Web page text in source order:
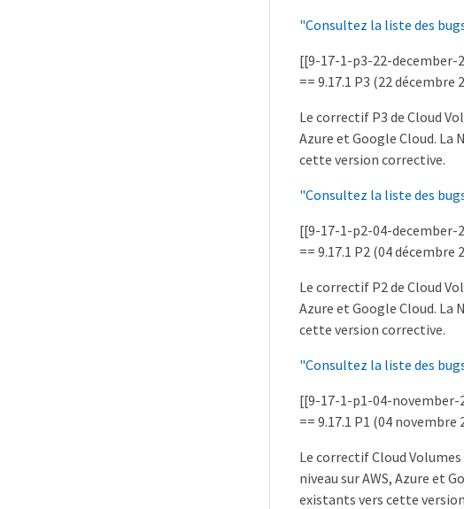
"Consultez la liste des
[[9-17-1-p3-22-december-
== 9.17.1 P3 (22 décembre
Le correctif P3 de Cloud
Azure et Google Cloud. La
cette version corrective.
"Consultez la liste des
[[9-17-1-p2-04-december-
== 9.17.1 P2 (04 décembre
Le correctif P2 de Cloud
Azure et Google Cloud. La
cette version corrective.
"Consultez la liste des
[[9-17-1-p1-04-november-
== 9.17.1 P1 (04 novembre
Le correctif Cloud
niveau sur AWS, Azure et
existants vers cette